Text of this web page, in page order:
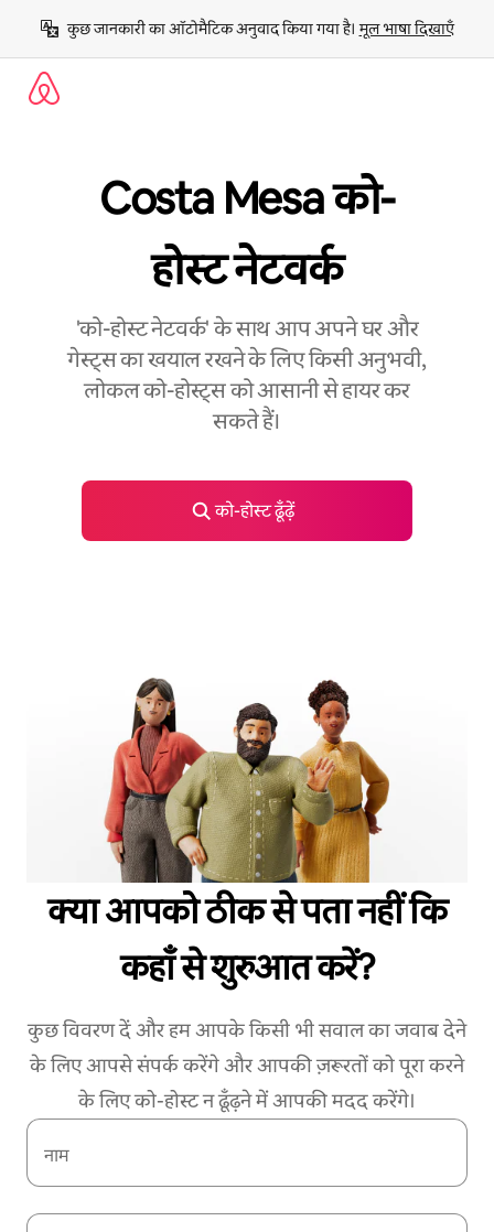
छोड़कर
सीधा
कॉन्टेंट
कुछ जानकारी का ऑटोमैटिक अनुवाद किया गया है। मूल भाषा दिखाएँ
Costa Mesa को-
होस्ट नेटवर्क
'को-होस्ट नेटवर्क' के साथ आप अपने घर और
गेस्ट्स का खयाल रखने के लिए किसी अनुभवी,
लोकल को-होस्ट्स को आसानी से हायर कर
सकते हैं।
को-होस्ट ढूँढ़ें
क्या आपको ठीक से पता नहीं कि
कहाँ से शुरुआत करें?
कुछ विवरण दें और हम आपके किसी भी सवाल का जवाब देने
के लिए आपसे संपर्क करेंगे और आपकी ज़रूरतों को पूरा करने
के लिए को-होस्ट न ढूँढ़ने में आपकी मदद करेंगे।
नाम